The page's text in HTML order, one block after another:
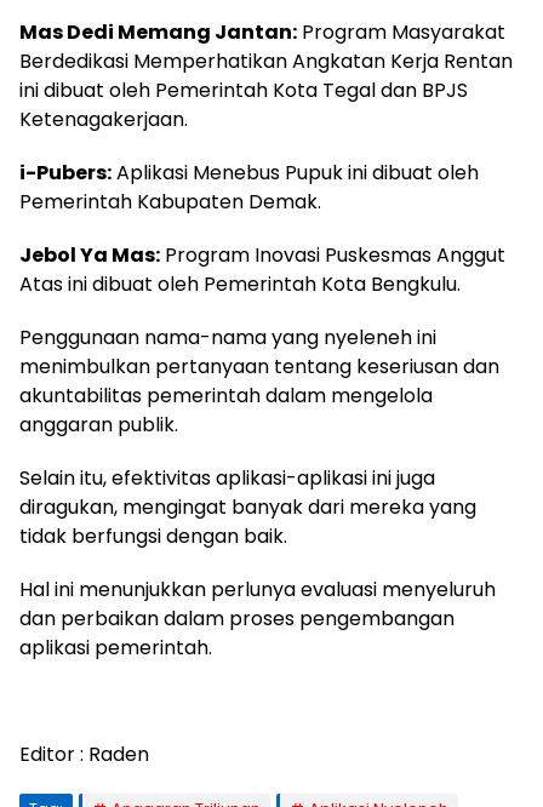
Mas Dedi Memang Jantan: Program Masyarakat
Berdedikasi Memperhatikan Angkatan Kerja Rentan
ini dibuat oleh Pemerintah Kota Tegal dan BPJS
Ketenagakerjaan.
i-Pubers:Aplikasi Menebus Pupuk ini dibuat oleh
Pemerintah Kabupaten Demak.
Jebol Ya Mas: Program Inovasi Puskesmas Anggut
Atas ini dibuat oleh Pemerintah Kota Bengkulu.
Penggunaan nama-nama yang nyeleneh ini
menimbulkan pertanyaan tentang keseriusan dan
akuntabilitas pemerintah dalam mengelola
anggaran publik.
Selain itu, efektivitas aplikasi-aplikasi ini juga
diragukan, mengingat banyak dari mereka yang
tidak berfungsi dengan baik.
Hal ini menunjukkan perlunya evaluasi menyeluruh
dan perbaikan dalam proses pengembangan
aplikasi pemerintah.
Editor : Raden